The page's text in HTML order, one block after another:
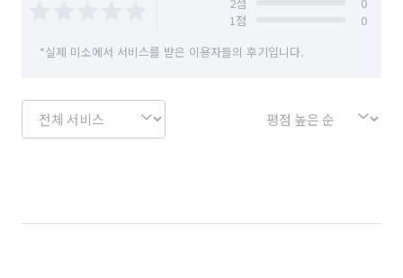
1점
0
*실제 미소에서 서비스를 받은 이용자들의 후기입니다.